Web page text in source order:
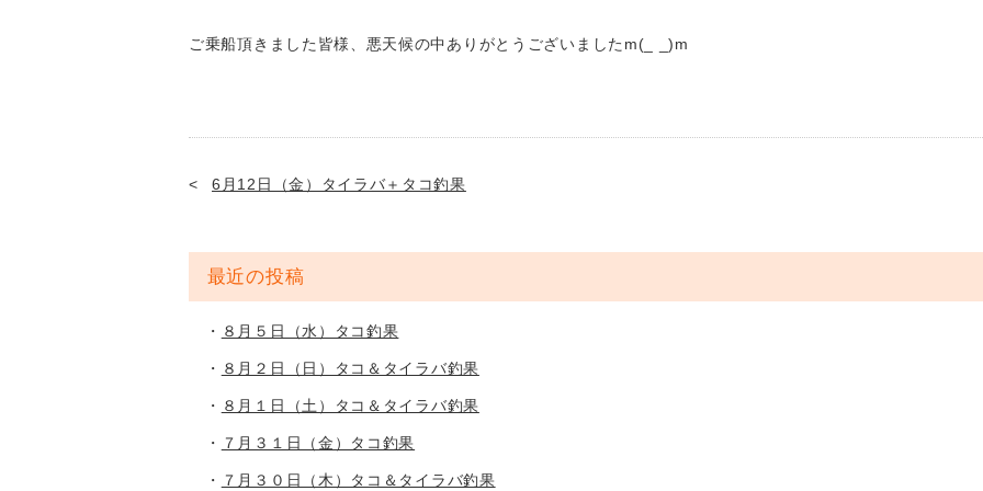
ご乗船頂きました皆様、悪天候の中ありがとうございましたm(_ _)m
6月12日（金）タイラバ＋タコ釣果
最近の投稿
８月５日（水）タコ釣果
８月２日（日）タコ＆タイラバ釣果
８月１日（土）タコ＆タイラバ釣果
７月３１日（金）タコ釣果
７月３０日（木）タコ＆タイラバ釣果